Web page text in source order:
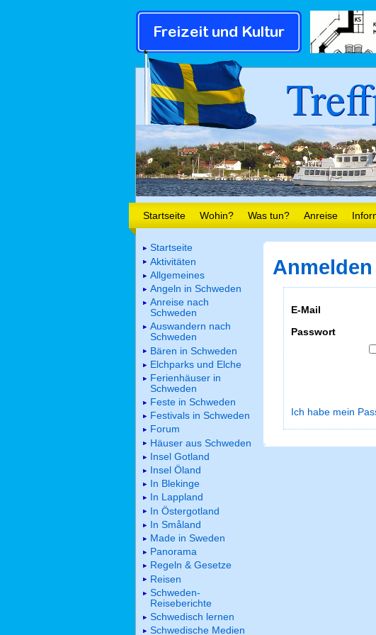
Startseite Wohin? Was tun? Anreise
Anmelden
E-Mail
Passwort
Ich habe mein
Startseite
Aktivitäten
Allgemeines
Angeln in Schweden
Anreise nach
Schweden
Auswandern nach
Schweden
Bären in Schweden
Elchparks und Elche
Ferienhäuser in
Schweden
Feste in Schweden
Festivals in Schweden
Forum
Häuser aus Schweden
Insel Gotland
Insel Öland
In Blekinge
In Lappland
In Östergotland
In Småland
Made in Sweden
Panorama
Regeln & Gesetze
Reisen
Schweden-
Reiseberichte
Schwedisch lernen
Schwedische Medien